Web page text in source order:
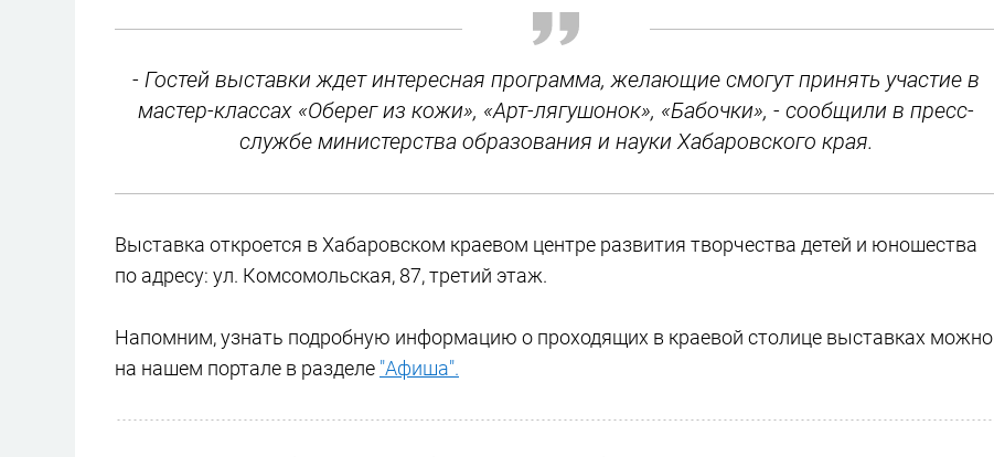
- Гостей выставки ждет интересная программа, желающие смогут принять участие в
мастер-классах «Оберег из кожи», «Арт-лягушонок», «Бабочки», - сообщили в пресс-
службе министерства образования и науки Хабаровского края.
Выставка откроется в Хабаровском краевом центре развития творчества детей и юношества
по адресу: ул. Комсомольская, 87, третий этаж.
Напомним, узнать подробную информацию о проходящих в краевой столице выставках можно
на нашем портале в разделе "Афиша".